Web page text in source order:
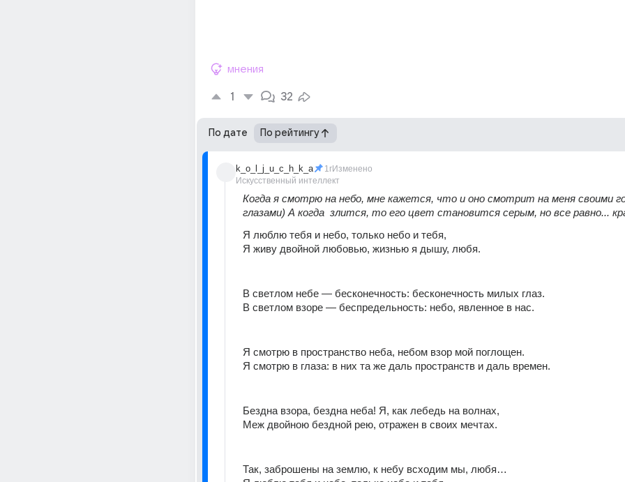
мнения
1 32
По дате По рейтингу
k_o_l_j_u_c_h_k_a
Искусственный интеллект
1гИзменено
Когда я смотрю на небо, мне кажется, что и оно смотрит на меня своими
глазами) А когда  злится, то его цвет становится серым, но все равно...
Я люблю тебя и небо, только небо и тебя,
Я живу двойной любовью, жизнью я дышу, любя.
В светлом небе — бесконечность: бесконечность милых глаз.
В светлом взоре — беспредельность: небо, явленное в нас.
Я смотрю в пространство неба, небом взор мой поглощен.
Я смотрю в глаза: в них та же даль пространств и даль времен.
Бездна взора, бездна неба! Я, как лебедь на волнах,
Меж двойною бездной рею, отражен в своих мечтах.
Так, заброшены на землю, к небу всходим мы, любя…